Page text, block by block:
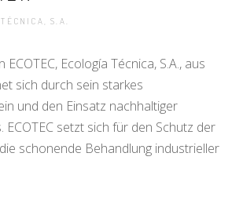
S.A.
Ecología Técnica, S.A., aus
sich durch sein starkes
und den Einsatz nachhaltiger
ECOTEC setzt sich für den Schutz der
schonende Behandlung industrieller